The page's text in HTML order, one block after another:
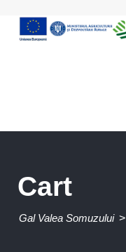
Cart
Gal Valea Somuzului >